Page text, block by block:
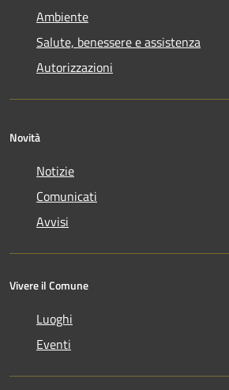
Ambiente
Salute, benessere e assistenza
Autorizzazioni
Novità
Notizie
Comunicati
Avvisi
Vivere il Comune
Luoghi
Eventi